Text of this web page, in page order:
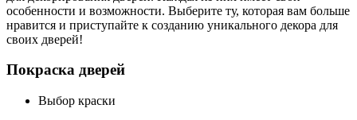
особенности и возможности. Выберите ту, которая вам больше
нравится и приступайте к созданию уникального декора для
своих дверей!
Покраска дверей
Выбор краски